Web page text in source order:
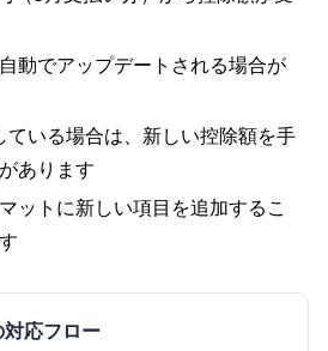
動でアップデートされる場合が
ている場合は、新しい控除額を手
あります
ットに新しい項目を追加するこ
対応フロー